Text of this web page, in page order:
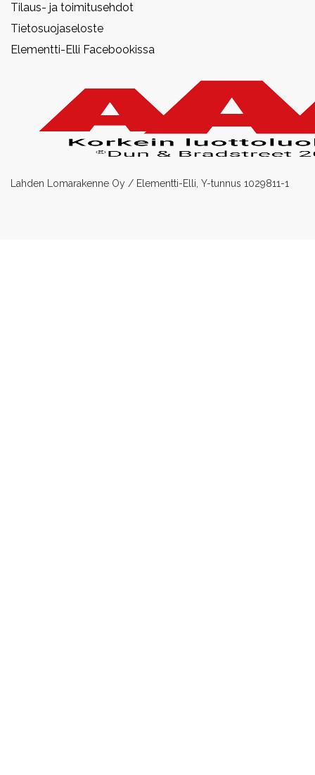
Tilaus- ja toimitusehdot
Tietosuojaseloste
Elementti-Elli Facebookissa
Lahden Lomarakenne Oy / Elementti-Elli, Y-tunnus 1029811-1